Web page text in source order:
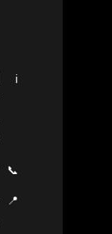
ℹ️
📞
📍